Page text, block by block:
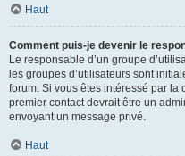
Haut
Comment puis-je devenir le
Le responsable d’un groupe
les groupes d’utilisateurs sont
forum. Si vous êtes intéressé par la
premier contact devrait être un
envoyant un message privé.
Haut